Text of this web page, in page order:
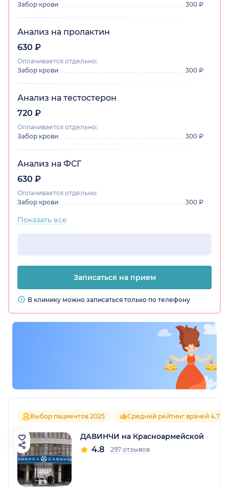
Забор крови
300 ₽
Анализ на пролактин
630 ₽
Оплачивается отдельно:
Забор крови
300 ₽
Анализ на тестостерон
720 ₽
Оплачивается отдельно:
Забор крови
300 ₽
Анализ на ФСГ
630 ₽
Оплачивается отдельно:
Забор крови
300 ₽
Показать все
Записаться на прием
В клинику можно записаться только по телефону
Выбор пациентов 2025 Средний рейтинг врачей 4.7
ДАВИНЧИ на Красноармейской
4.8 297 отзывов